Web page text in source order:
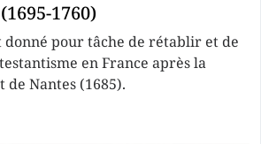
1760)
donné pour tâche de rétablir et de
en France après la
de Nantes (1685).